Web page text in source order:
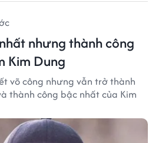
nhưng thành công
Kim Dung
võ công nhưng vẫn trở thành
thành công bậc nhất của Kim